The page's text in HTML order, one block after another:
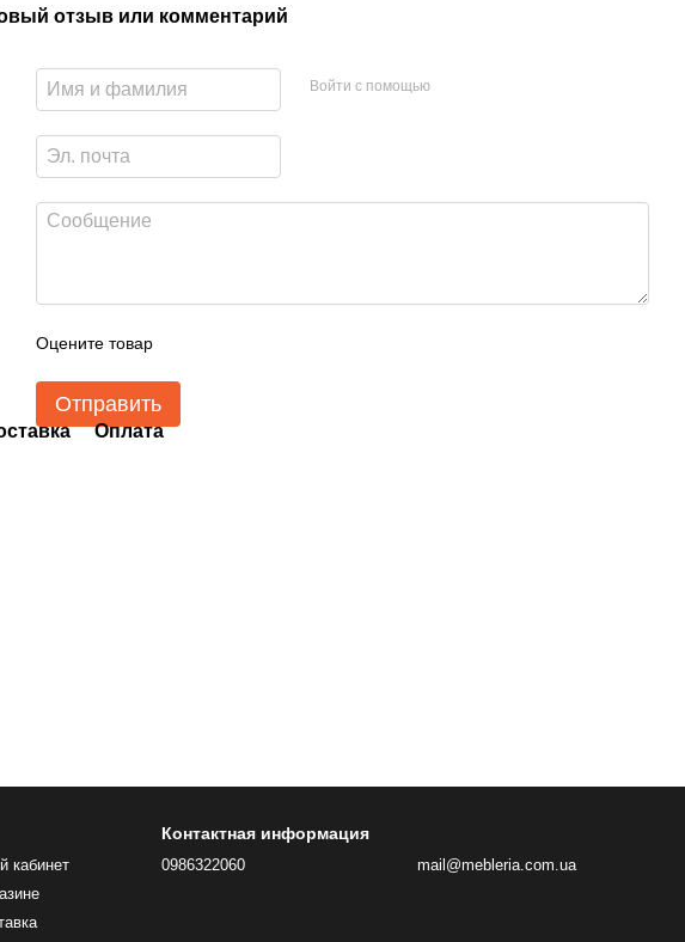
отзыв или комментарий
Войти с помощью
Оцените товар
Отправить
Оплата
кабинет
Контактная информация
0986322060 mail@mebleria.com.ua